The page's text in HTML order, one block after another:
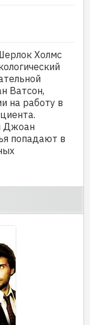
Холмс
Ватсон,
на работу в
Джоан
попадают в